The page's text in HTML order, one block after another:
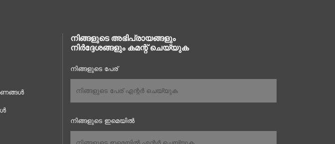
നിങ്ങളുടെ അഭിപ്രായങ്ങളും
നിർദ്ദേശങ്ങളും കമന്റ് ചെയ്യുക
നിങ്ങളുടെ പേര്
നിങ്ങളുടെ ഇമെയിൽ